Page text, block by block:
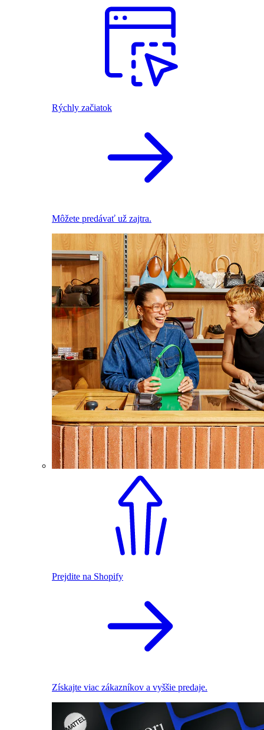
Rýchly začiatok
Môžete predávať už zajtra.
Prejdite na Shopify
Získajte viac zákazníkov a vyššie predaje.